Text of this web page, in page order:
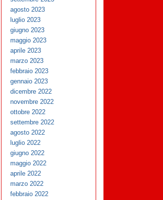
agosto 2023
luglio 2023
giugno 2023
maggio 2023
aprile 2023
marzo 2023
febbraio 2023
gennaio 2023
dicembre 2022
novembre 2022
ottobre 2022
settembre 2022
agosto 2022
luglio 2022
giugno 2022
maggio 2022
aprile 2022
marzo 2022
febbraio 2022